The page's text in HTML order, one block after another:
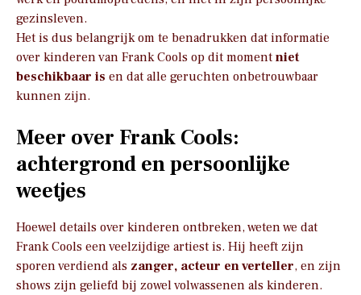
gezinsleven.
Het is dus belangrijk om te benadrukken dat informatie
over kinderen van Frank Cools op dit moment niet
beschikbaar is en dat alle geruchten onbetrouwbaar
kunnen zijn.
Meer over Frank Cools:
achtergrond en persoonlijke
weetjes
Hoewel details over kinderen ontbreken, weten we dat
Frank Cools een veelzijdige artiest is. Hij heeft zijn
sporen verdiend als zanger, acteur en verteller, en zijn
shows zijn geliefd bij zowel volwassenen als kinderen.